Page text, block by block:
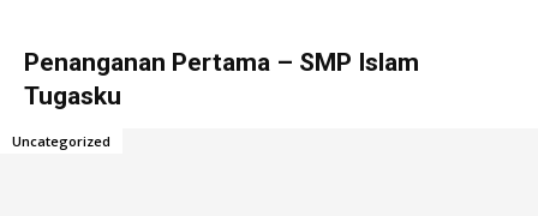
Panel
Penanganan Pertama – SMP Islam
Tugasku
Uncategorized